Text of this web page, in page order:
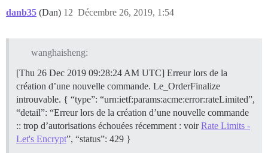
"detail": "Erreur lors de la création de la
  "status": 429
Erreur de chargement du fichier ca.cer
[Thu 26 Dec 2019 09:28:32 AM UTC] Domaine
[Thu 26 Dec 2019 09:28:33 AM UTC] Récupération du
[Thu 26 Dec 2019 09:28:35 AM UTC] Erreur lors de
  "type": "urn:ietf:params:acme:error:rateLimited",
"detail": "Erreur lors de la création de la
  "status": 429
}
[Thu 26 Dec 2019 09:28:35 AM UTC] Veuillez
[Thu 26 Dec 2019 09:28:35 AM UTC] Installation de
danb35 (Dan) Décembre 26, 2019, 1:54
12
wanghaisheng:
[Thu 26 Dec 2019 09:28:24 AM UTC] Erreur lors de la
création d’une nouvelle commande. Le_OrderFinalize
introuvable. { “type”: “urn:ietf:params:acme:error:rateLimited”,
“detail”: “Erreur lors de la création d’une nouvelle commande
:: trop d’autorisations échouées récemment : voirRate Limits -
Let's Encrypt”, “status”: 429 }